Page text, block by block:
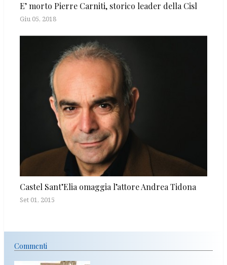
E’ morto Pierre Carniti, storico leader della Cisl
Giu 05, 2018
Castel Sant’Elia omaggia l’attore Andrea Tidona
Set 01, 2015
Commenti